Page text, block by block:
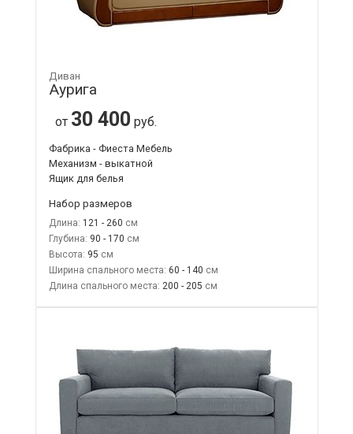
Диван
Аурига
от 30 400 руб.
Фабрика - Фиеста Мебель
Механизм - выкатной
Ящик для белья
Набор размеров
Длина: 121 - 260
Глубина: 90 - 170
Высота: 95
Ширина спального места: 60 - 140
Длина спального места: 200 - 205